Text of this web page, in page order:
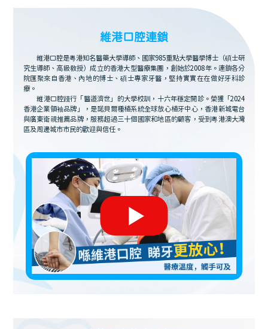
維港口腔連鎖
維港口腔是粵港知名醫藥大學導師、國家985重點大學醫學博士（碩士研
究生導師、高級教授）成立的香港大型醫療集團，創始於2008年。連鎖各分
院匯聚來自香港、內地的博士、碩士專家牙醫，堅持實實在在做好牙科診
療。
維港口腔踐行「醫道濟世」的大學校訓，十六年穩定開診。榮獲「2024
香港企業領袖品牌」，是諾貝爾種植系統全球放心植牙中心，香港新城電台
與廣東衛視推薦品牌，服務超過三十個國家和地區的顧客，受到粵港澳大灣
區及周邊城市市民的歡迎與信任。